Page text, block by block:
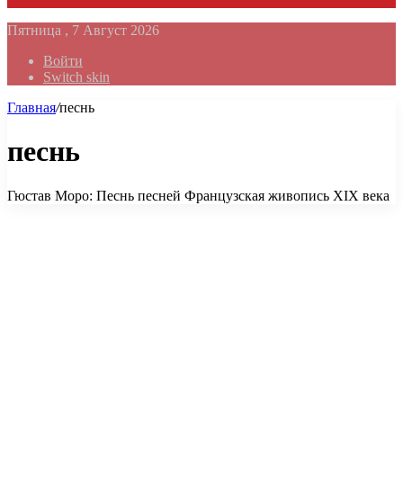
Пятница , 7 Август 2026
Войти
Switch skin
Главная/песнь
песнь
Гюстав Моро: Песнь песней Французская живопись XIX века